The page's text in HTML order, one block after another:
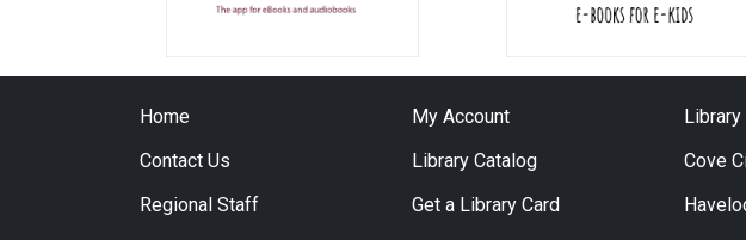
Home
Contact Us
Regional Staff
My Account
Library Catalog
Get a Library Card
Cove